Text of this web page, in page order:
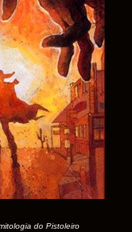
do Pistoleiro